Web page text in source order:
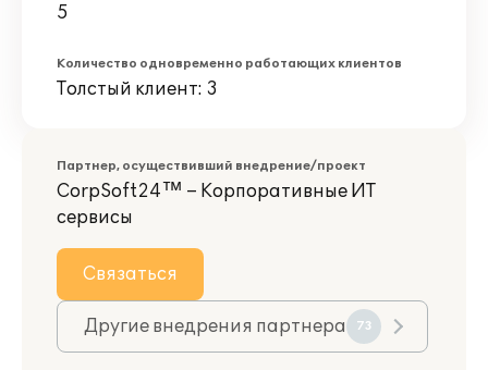
5
Количество одновременно работающих клиентов
Толстый клиент: 3
Партнер, осуществивший внедрение/проект
CorpSoft24™ – Корпоративные ИТ
сервисы
Связаться
Другие внедрения партнера 73